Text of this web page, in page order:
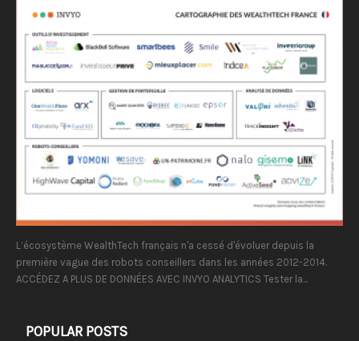
L’écosystème WealthTech français n'a cessé d'évoluer depuis la
première vague des robots conseillers dans les années 2012-2014.
ACCÉDEZ A PLUS DE DONNÉES AVEC INVYO ANALYTICS Tester la...
POPULAR POSTS